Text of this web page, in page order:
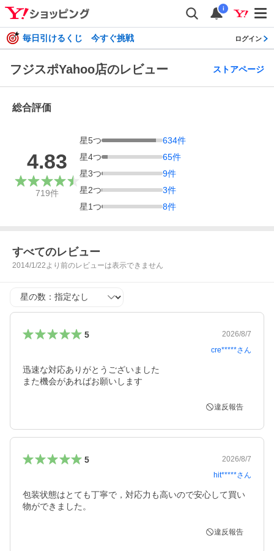
i
毎日引けるくじ 今すぐ挑戦 ログイン
フジスポYahoo店のレビュー ストアページ
総合評価
4.83
719件
星5つ 634件
星4つ 65件
星3つ 9件
星2つ 3件
星1つ 8件
すべてのレビュー
2014/1/22より前のレビューは表示できません
星の数
5
2026/8/7
cre*****さん
迅速な対応ありがとうございました
また機会があればお願いします
違反報告
5
2026/8/7
hit*****さん
包装状態はとても丁寧で，対応力も高いので安心して買い
物ができました。
違反報告